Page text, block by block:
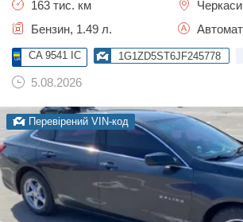
163 тис. км
Черкаси
Бензин, 1.49 л.
Автомат
CA 9541 IC 1G1ZD5ST6JF245778
5.08.2026
Перевірений VIN-код